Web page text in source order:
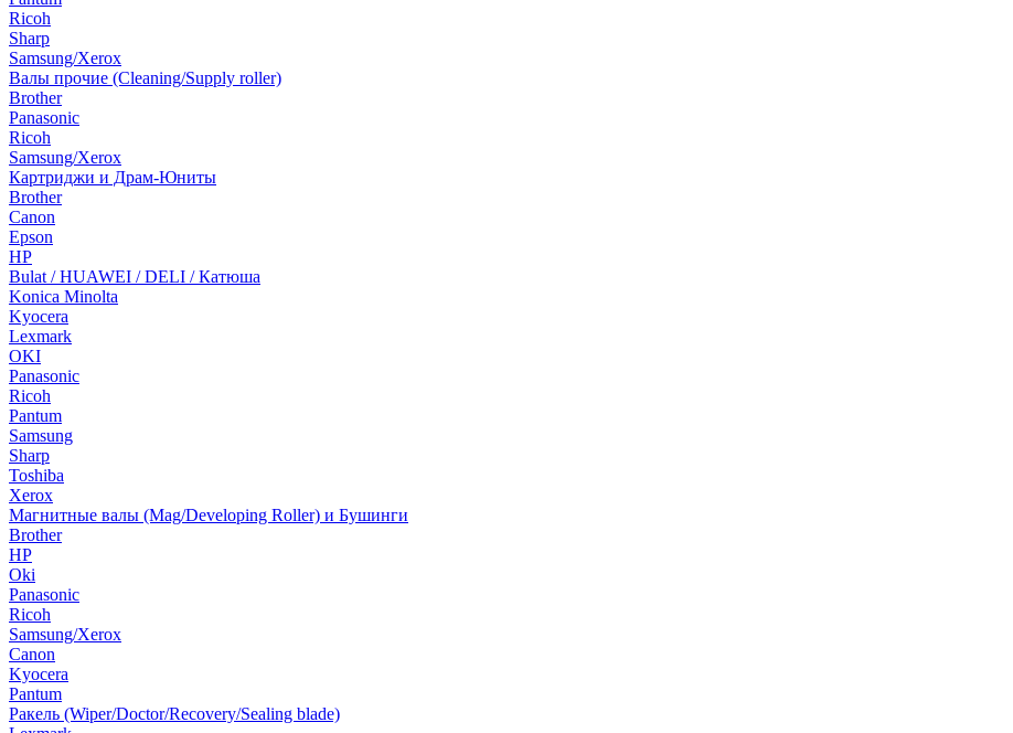
Ricoh
Sharp
Samsung/Xerox
Валы прочие (Cleaning/Supply roller)
Brother
Panasonic
Ricoh
Samsung/Xerox
Картриджи и Драм-Юниты
Brother
Canon
Epson
HP
Bulat / HUAWEI / DELI / Катюша
Konica Minolta
Kyocera
Lexmark
OKI
Panasonic
Ricoh
Pantum
Samsung
Sharp
Toshiba
Xerox
Магнитные валы (Mag/Developing Roller) и Бушинги
Brother
HP
Oki
Panasonic
Ricoh
Samsung/Xerox
Canon
Kyocera
Pantum
Ракель (Wiper/Doctor/Recovery/Sealing blade)